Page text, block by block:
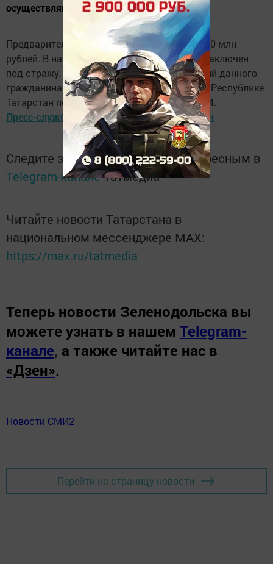
осуществляющий предпринимательскую...
Предварительный ущерб составил более 100 млн
рублей. В настоящее время он задержан и заключен
под стражу. Всем, кто пострадал от действий данного
гражданина просьба обращаться в МВД по Республике
Татарстан по телефонам 291-34-69, 291-33-54.
Пресс-служба МВД по Республике Татарстан
Следите за самым важным и интересным в
Telegram-каналеТатмедиа
Читайте новости Татарстана в
национальном мессенджере MАХ:
https://max.ru/tatmedia
Теперь новости Зеленодольска вы
можете узнать в нашем Telegram-
канале, а также читайте нас в
«Дзен».
Новости СМИ2
Перейти на страницу новости